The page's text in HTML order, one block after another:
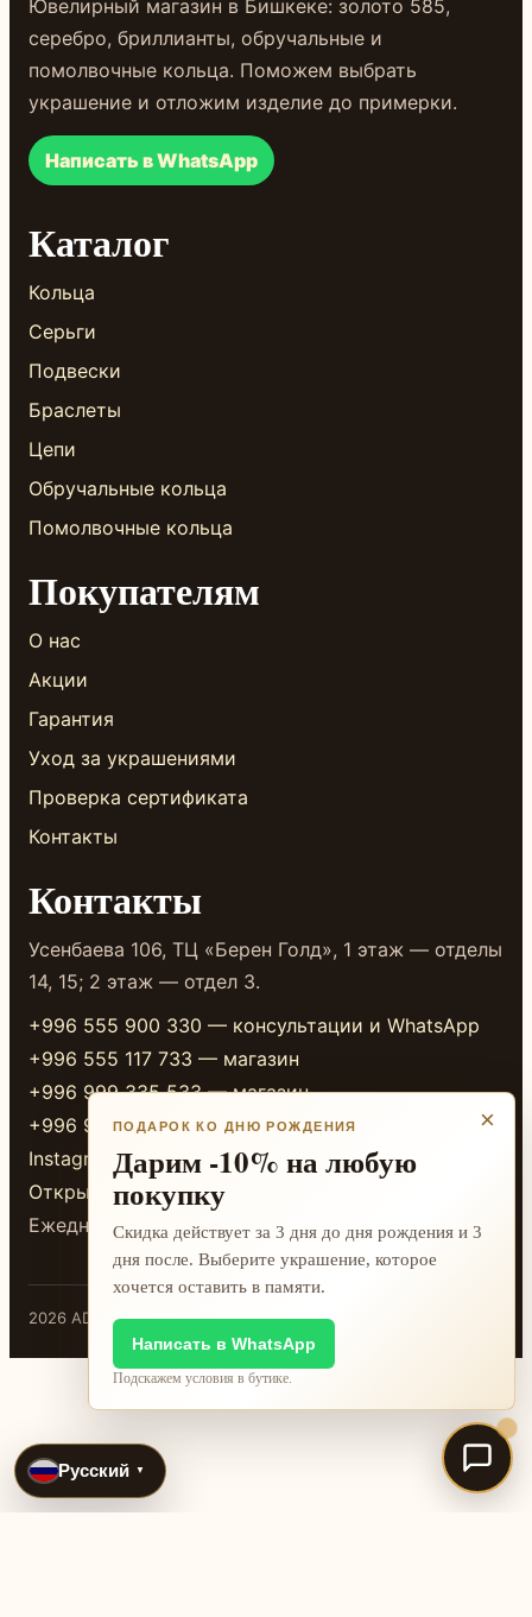
Ювелирный магазин в Бишкеке: золото 585,
серебро, бриллианты, обручальные и
помолвочные кольца. Поможем выбрать
украшение и отложим изделие до примерки.
Написать в WhatsApp
Каталог
Кольца
Серьги
Подвески
Браслеты
Цепи
Обручальные кольца
Помолвочные кольца
Покупателям
О нас
Акции
Гарантия
Уход за украшениями
Проверка сертификата
Контакты
Контакты
Усенбаева 106, ТЦ «Берен Голд», 1 этаж — отделы
14, 15; 2 этаж — отдел 3.
+996 555 900 330 — консультации и WhatsApp
+996 555 117 733 — магазин
+996 999 335 533 — магазин
+996 999 338 333 — магазин
Instagram
Открыть в 2GIS
Ежедневно 10:00-20:00
2026 ADAMANT · Бишкек
Русский ▼
×
ПОДАРОК КО ДНЮ РОЖДЕНИЯ
Дарим -10% на любую
покупку
Скидка действует за 3 дня до дня рождения и 3
дня после. Выберите украшение, которое
хочется оставить в памяти.
Написать в WhatsApp
Подскажем условия в бутике.